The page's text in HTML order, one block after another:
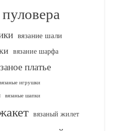
вязание шали
вязание шарфа
платье
игрушки
вязаные шапки
вязаный жилет